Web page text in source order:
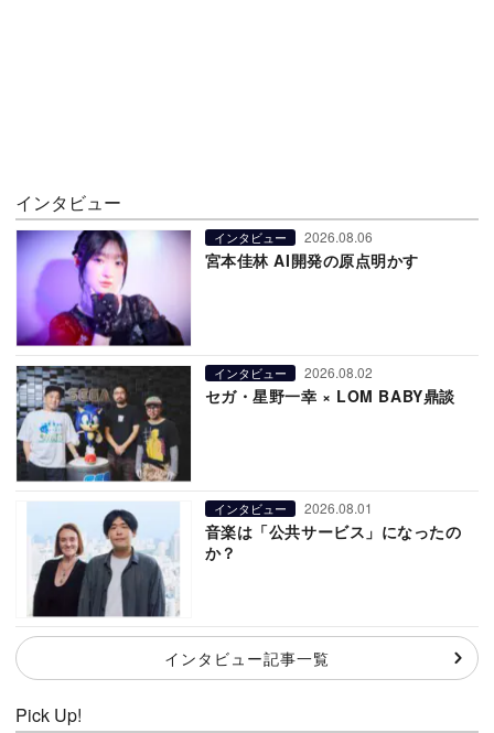
インタビュー
インタビュー 2026.08.06
宮本佳林 AI開発の原点明かす
インタビュー 2026.08.02
セガ・星野一幸 × LOM BABY鼎談
インタビュー 2026.08.01
音楽は「公共サービス」になったの
か？
インタビュー記事一覧
Pick Up!